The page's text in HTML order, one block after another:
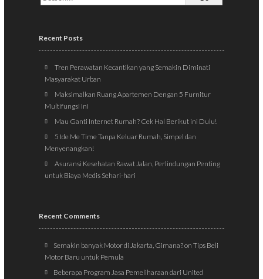
Recent Posts
Tren Perawatan Kecantikan yang Semakin Diminati
Masyarakat Urban
Maksimalkan Ruang Apartemen Dengan 5 Furnitur
Multifungsi Ini
Mau Ganti Internet Rumah? Cek Hal Berikut ini Dulu!
5 Ide Me Time Tanpa Keluar Rumah, Simpel dan
Menyenangkan!
Asuransi Kesehatan Rawat Jalan, Perlindungan Penting
untuk Biaya Medis Sehari-hari
Recent Comments
Semakin banyak Motor di Jakarta, Gimana?onTips Beli
Motor Baru untuk Pemula
Beberapa Program Jasa Pemeliharaan dari United